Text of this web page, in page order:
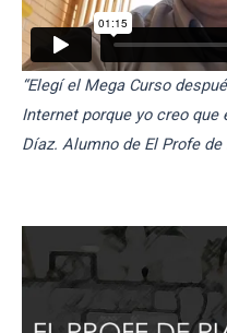
“Elegí el Mega Curso
Internet porque yo creo
Díaz. Alumno de El Profe de